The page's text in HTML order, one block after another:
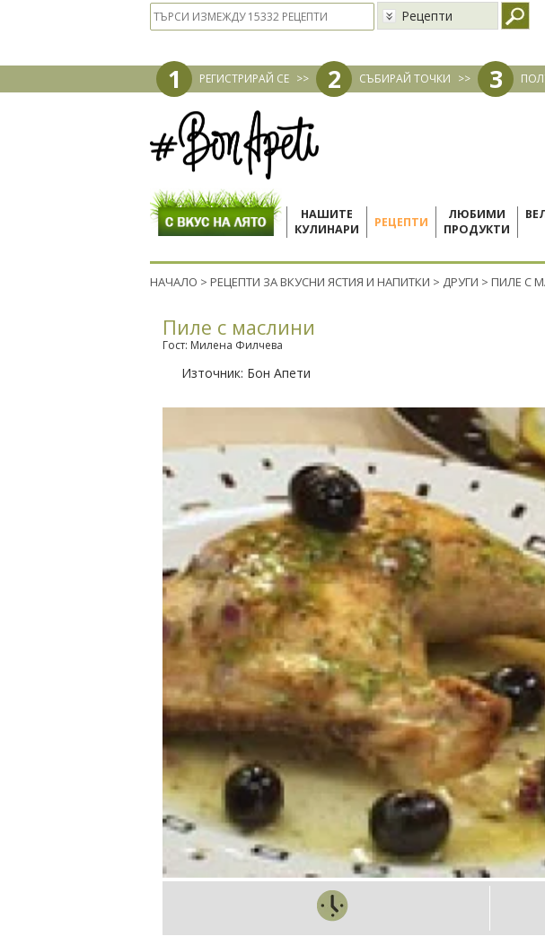
Рецепти
1 РЕГИСТРИРАЙ СЕ >> 2 СЪБИРАЙ ТОЧКИ >> 3
НАШИТЕ
КУЛИНАРИ
РЕЦЕПТИ
ЛЮБИМИ
ПРОДУКТИ
НАЧАЛО > РЕЦЕПТИ ЗА ВКУСНИ ЯСТИЯ И НАПИТКИ > ДРУГИ > ПИЛЕ С
Пиле с маслини
Гост: Милена Филчева
Източник: Бон Апети